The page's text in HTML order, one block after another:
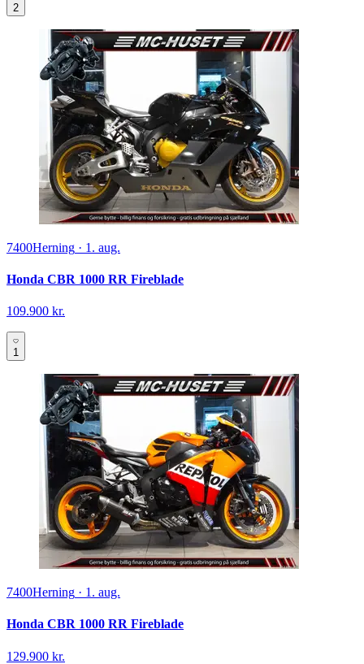
2
7400Herning · 1. aug.
Honda CBR 1000 RR Fireblade
109.900 kr.
1
7400Herning · 1. aug.
Honda CBR 1000 RR Fireblade
129.900 kr.